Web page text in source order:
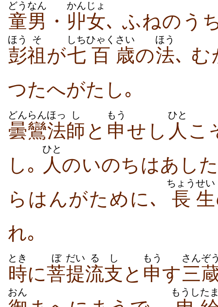
童男
どうなん
・ 丱女
かんじょ
､ ふねのう
彭
ほう
祖
そ
が七
しち
百
ひゃく
歳
さい
の法
ほう
､ む
つたへがたし｡
曇鸞
どんらん
法
ほっ
師
し
と 申
もう
せし 人
ひと
こ
し｡
人
ひと
のいのちはあし
らはんがために､
長
ちょう
生
せい
れ｡
時
とき
に菩
ぼ
提
だい
流支
るし
と 申
もう
す三
さんぞ
おん もうした